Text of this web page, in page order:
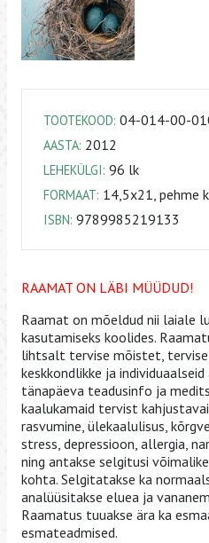
TOOTEKOOD: 04-014-00-
AASTA: 2012
LEHEKÜLGI: 96 lk
FORMAAT: 14,5x21, pehme
ISBN: 9789985219133
RAAMAT ON LÄBI MÜÜDUD!
Raamat on mõeldud nii laiale
kasutamiseks koolides.
lihtsalt tervise mõistet, tervise
kesk­kondlikke ja
tänapäeva teadusinfo ja
kaalu­ka­maid tervist
rasvumine, üle­kaa­lulisus,
stress, depressioon, allergia,
ning antakse selgitusi
kohta. Selgitatakse ka
analüüsitakse eluea ja
Raa­­matus tuuakse ära ka
esmateadmised.